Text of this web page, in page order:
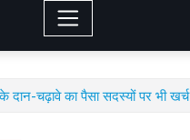
दान-चढ़ावे का पैसा सदस्यों पर भी खर्च